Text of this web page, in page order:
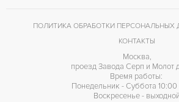
ПОЛИТИКА ОБРАБОТКИ ПЕРСОНАЛЬНЫХ
КОНТАКТЫ
Москва,
проезд Завода Серп и Молот
Время работы:
Понедельник - Суббота 10:00
Воскресенье - выходной